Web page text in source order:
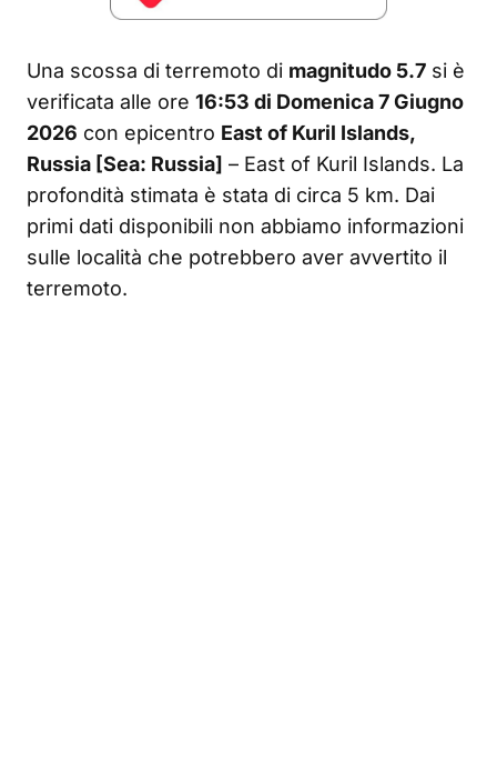
Una scossa di terremoto di magnitudo 5.7 si è
verificata alle ore 16:53 di Domenica 7 Giugno
2026 con epicentro East of Kuril Islands,
Russia [Sea: Russia] – East of Kuril Islands. La
profondità stimata è stata di circa 5 km. Dai
primi dati disponibili non abbiamo informazioni
sulle località che potrebbero aver avvertito il
terremoto.